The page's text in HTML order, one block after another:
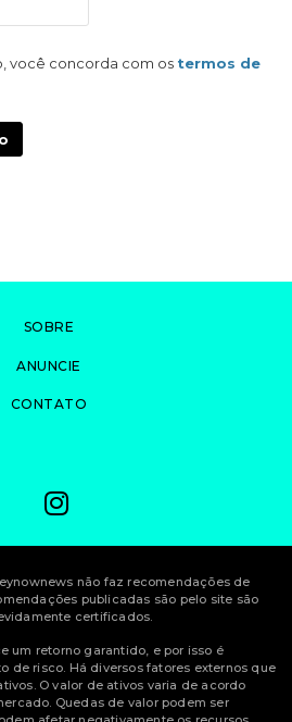
você concorda com os termos de
SOBRE
ANUNCIE
CONTATO
não faz recomendações de
publicadas são pelo site são
certificados.
um retorno garantido, e por isso é
de risco. Há diversos fatores externos que
O valor de ativos varia de acordo
Quedas de valor podem ser